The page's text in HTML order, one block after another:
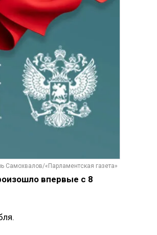
Самохвалов/«Парламентская газета»
впервые с 8